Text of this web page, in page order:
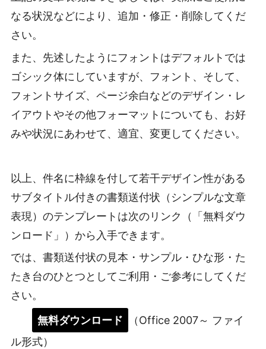
なる状況などにより、追加・修正・削除してくだ
さい。
また、先述したようにフォントはデフォルトでは
ゴシック体にしていますが、フォント、そして、
フォントサイズ、ページ余白などのデザイン・レ
イアウトやその他フォーマットについても、お好
みや状況にあわせて、適宜、変更してください。
以上、件名に枠線を付して若干デザイン性がある
サブタイトル付きの書類送付状（シンプルな文章
表現）のテンプレートは次のリンク（「無料ダウ
ンロード」）から入手できます。
では、書類送付状の見本・サンプル・ひな形・た
たき台のひとつとしてご利用・ご参考にしてくだ
さい。
無料ダウンロード
（Office 2007～ ファイ
ル形式）